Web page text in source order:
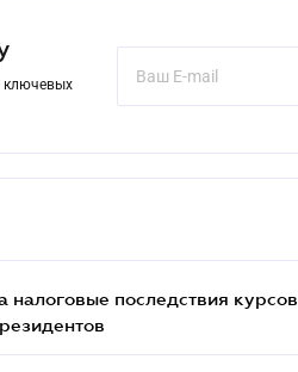
ключевых
налоговые последствия